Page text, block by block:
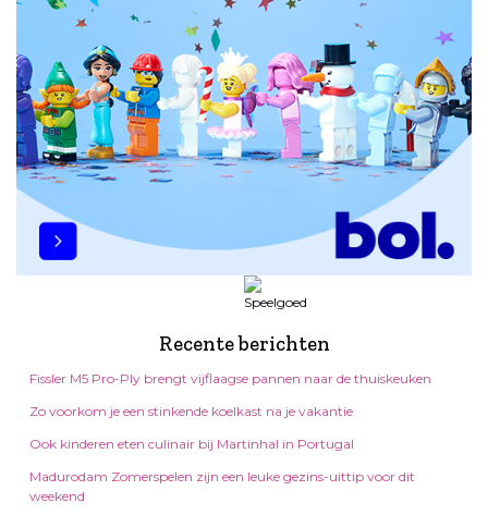
Recente berichten
Fissler M5 Pro-Ply brengt vijflaagse pannen naar de thuiskeuken
Zo voorkom je een stinkende koelkast na je vakantie
Ook kinderen eten culinair bij Martinhal in Portugal
Madurodam Zomerspelen zijn een leuke gezins-uittip voor dit
weekend